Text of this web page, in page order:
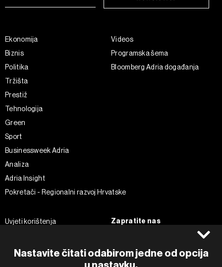
Nastavite čitati odabirom jedne od opcija
Ekonomija
Biznis
Politika
Tržišta
Prestiž
Tehnologija
Green
Sport
Businessweek Adria
Analiza
Adria Insight
Pokretači - Regionalni razvoj Hrvatske
Videos
Programska šema
Bloomberg Adria događanja
Uvjeti korištenja
Politika kolačića
Zapratite nas
Instagram
Twitter